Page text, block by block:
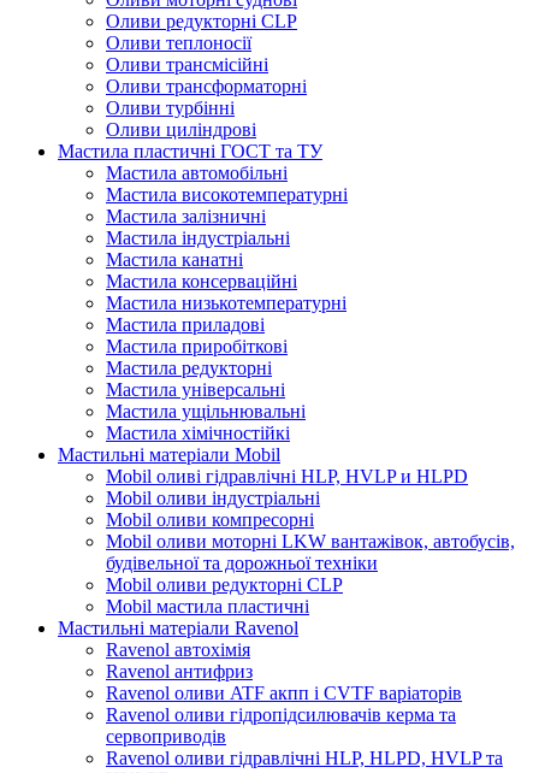
Оливи редукторні CLP
Оливи теплоносії
Оливи трансмісійні
Оливи трансформаторні
Оливи турбінні
Оливи циліндрові
Мастила пластичні ГОСТ та ТУ
Мастила автомобільні
Мастила високотемпературні
Мастила залізничні
Мастила індустріальні
Мастила канатні
Мастила консерваційні
Мастила низькотемпературні
Мастила приладові
Мастила приробіткові
Мастила редукторні
Мастила універсальні
Мастила ущільнювальні
Мастила хімічностійкі
Мастильні матеріали Mobil
Mobil оливі гідравлічні HLP, HVLP и HLPD
Mobil оливи індустріальні
Mobil оливи компресорні
Mobil оливи моторні LKW вантажівок, автобусів,
будівельної та дорожньої техніки
Mobil оливи редукторні CLP
Mobil мастила пластичні
Мастильні матеріали Ravenol
Ravenol автохімія
Ravenol антифриз
Ravenol оливи ATF акпп і CVTF варіаторів
Ravenol оливи гідропідсилювачів керма та
сервоприводів
Ravenol оливи гідравлічні HLP, HLPD, HVLP та